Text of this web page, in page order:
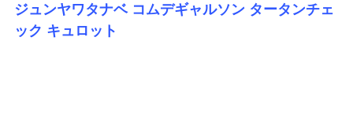
ジュンヤワタナベ コムデギャルソン タータンチェ
ック キュロット